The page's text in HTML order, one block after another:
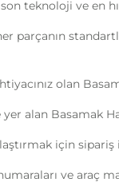
teknoloji ve en
parçanın
olan
alan Basamak
için
ve araç